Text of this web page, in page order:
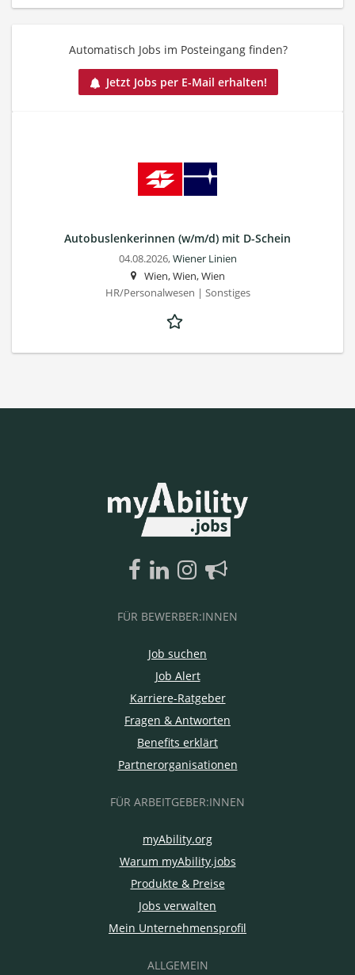
Automatisch Jobs im Posteingang finden?
Jetzt Jobs per E-Mail erhalten!
Autobuslenkerinnen (w/m/d) mit D-Schein
04.08.2026,Wiener Linien
Wien, Wien, Wien
HR/Personalwesen | Sonstiges
FÜR BEWERBER:INNEN
Job suchen
Job Alert
Karriere-Ratgeber
Fragen & Antworten
Benefits erklärt
Partnerorganisationen
FÜR ARBEITGEBER:INNEN
myAbility.org
Warum myAbility.jobs
Produkte & Preise
Jobs verwalten
Mein Unternehmensprofil
ALLGEMEIN